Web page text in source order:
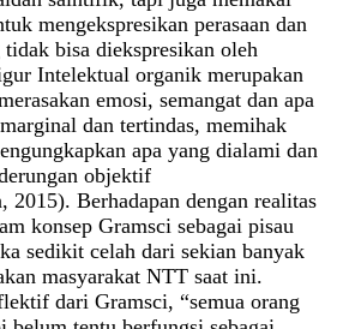
mengekspresikan perasaan dan
bisa diekspresikan oleh
Intelektual organik merupakan
emosi, semangat dan apa
dan tertindas, memihak
apa yang dialami dan
objektif
2015). Berhadapan dengan realitas
konsep Gramsci sebagai pisau
sedikit celah dari sekian banyak
masyarakat NTT saat ini.
dari Gramsci, “semua orang